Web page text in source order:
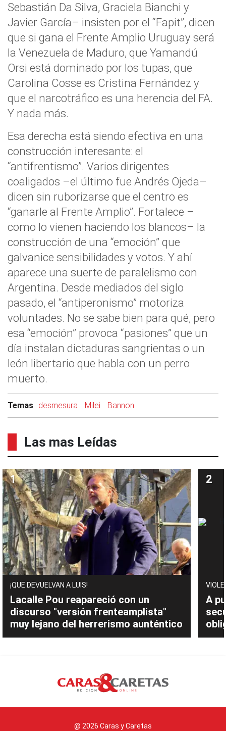
Sebastián Da Silva, Graciela Bianchi y
Javier García– insisten por el “Fapit”, dicen
que si gana el Frente Amplio Uruguay será
la Venezuela de Maduro, que Yamandú
Orsi está dominado por los tupas, que
Carolina Cosse es Cristina Fernández y
que el narcotráfico es una herencia del FA.
Y nada más.
Esa derecha está siendo efectiva en una
construcción interesante: el
“antifrentismo”. Varios dirigentes
coaligados –el último fue Andrés Ojeda–
dicen sin ruborizarse que el centro es
“ganarle al Frente Amplio”. Fortalece –
como lo vienen haciendo los blancos– la
construcción de una “emoción” que
galvanice sensibilidades y votos. Y ahí
aparece una suerte de paralelismo con
Argentina. Desde mediados del siglo
pasado, el “antiperonismo” motoriza
voluntades. No se sabe bien para qué, pero
esa “emoción” provoca “pasiones” que un
día instalan dictaduras sangrientas o un
león libertario que habla con un perro
muerto.
Temas desmesura Milei Bannon
Las mas Leídas
¡QUE DEVUELVAN A LUIS!
Lacalle Pou reapareció con un
discurso "versión frenteamplista"
muy lejano del herrerismo aunténtico
A
@ 2026 Caras y Caretas